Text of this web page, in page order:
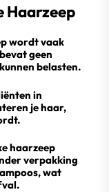
Haarzeep
wordt vaak
geen
belasten.
in
je haar,
haarzeep
verpakking
wat